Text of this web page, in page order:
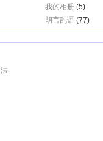
我的相册(5)
胡言乱语(77)